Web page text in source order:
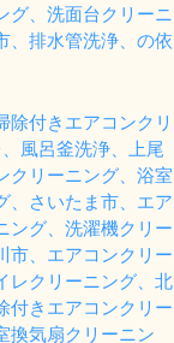
グ、洗面台クリーニ
、排水管洗浄、の依
除付きエアコンクリ
風呂釜洗浄、上尾
クリーニング、浴室
、さいたま市、エア
ング、洗濯機クリー
市、エアコンクリー
レクリーニング、北
付きエアコンクリー
換気扇クリーニン